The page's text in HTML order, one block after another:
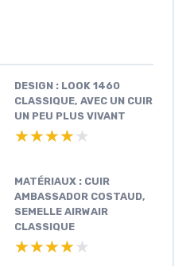
DESIGN : LOOK 1460
CLASSIQUE, AVEC UN CUIR
UN PEU PLUS VIVANT
★★★★★
★★★★★
MATÉRIAUX : CUIR
AMBASSADOR COSTAUD,
SEMELLE AIRWAIR
CLASSIQUE
★★★★★
★★★★★